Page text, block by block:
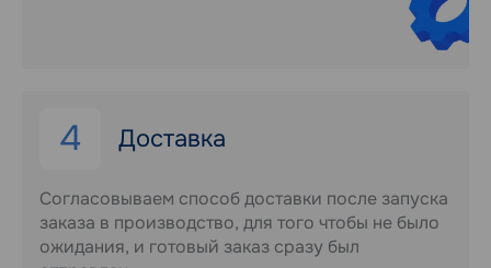
4 Доставка
Согласовываем способ доставки после запуска
заказа в производство, для того чтобы не было
ожидания, и готовый заказ сразу был